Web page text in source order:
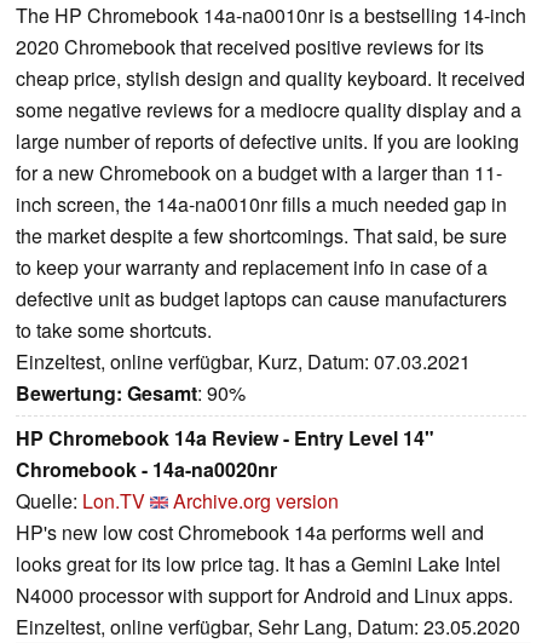
The HP Chromebook 14a-na0010nr is a bestselling 14-inch
2020 Chromebook that received positive reviews for its
cheap price, stylish design and quality keyboard. It received
some negative reviews for a mediocre quality display and a
large number of reports of defective units. If you are looking
for a new Chromebook on a budget with a larger than 11-
inch screen, the 14a-na0010nr fills a much needed gap in
the market despite a few shortcomings. That said, be sure
to keep your warranty and replacement info in case of a
defective unit as budget laptops can cause manufacturers
to take some shortcuts.
Einzeltest, online verfügbar, Kurz, Datum: 07.03.2021
Bewertung: Gesamt: 90%
HP Chromebook 14a Review - Entry Level 14"
Chromebook - 14a-na0020nr
Quelle: Lon.TV
Archive.org version
HP's new low cost Chromebook 14a performs well and
looks great for its low price tag. It has a Gemini Lake Intel
N4000 processor with support for Android and Linux apps.
Einzeltest, online verfügbar, Sehr Lang, Datum: 23.05.2020